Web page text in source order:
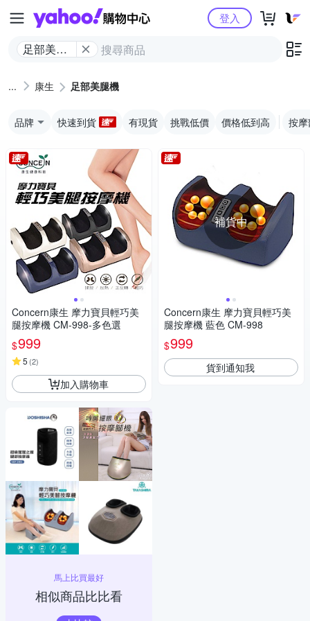
Yahoo購物中心
足部美腿
登入
康生 足部美腿機
品牌 快速到貨 有現貨 挑戰低價 價格低到高 按
Concern康生 摩力寶貝輕巧美
腿按摩機 CM-998-多色選
$999
5 (2)
加入購物車
馬上比買最好
相似商品比比看
補貨中
Concern康生 摩力寶貝輕巧美
腿按摩機 藍色 CM-998
$999
貨到通知我